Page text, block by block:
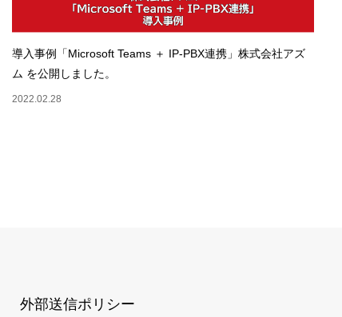
導入事例「Microsoft Teams ＋ IP-PBX連携」株式会社アズ
ム を公開しました。
2022.02.28
外部送信ポリシー